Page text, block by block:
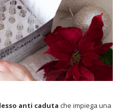
anti caduta che impiega una